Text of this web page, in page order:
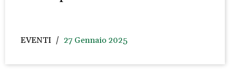
EVENTI 27 Gennaio 2025